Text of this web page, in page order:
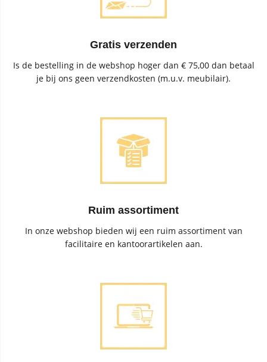
Gratis verzenden
Is de bestelling in de webshop hoger dan € 75,00 dan betaal
je bij ons geen verzendkosten (m.u.v. meubilair).
Ruim assortiment
In onze webshop bieden wij een ruim assortiment van
facilitaire en kantoorartikelen aan.